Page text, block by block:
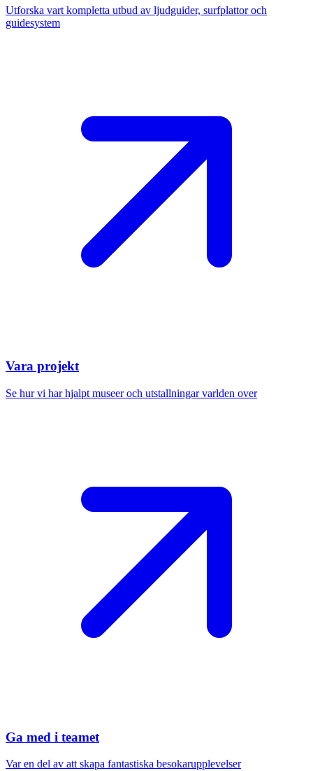
Utforska vart kompletta utbud av ljudguider, surfplattor och
guidesystem
Vara projekt
Se hur vi har hjalpt museer och utstallningar varlden over
Ga med i teamet
Var en del av att skapa fantastiska besokarupplevelser